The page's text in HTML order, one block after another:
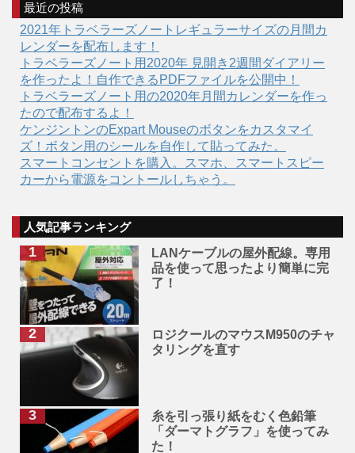
最近の投稿
2021年トラベラーズノートレギュラーサイズの月間カ
レンダーを配布します！
トラベラーズノート用2020年 見開き2週間ダイアリー
を作ったよ！自作できるPDFファイルを公開中！
トラベラーズノート用の2020年月間カレンダーを作っ
たので配布するよ！
ケンジントンのExpart Mouseのボタンをカスタマイ
ズ！ボタン用のシールを自作して貼ってみた。
スマートコンセントを購入。スマホ、スマートスピー
カーから電源をコントールしちゃう。
人気記事ランキング
LANケーブルの屋外配線。専用
品を使って思ったより簡単に完
了！
ロジクールのマウスM950のチャ
タリングを直す
糸を引っ張り紙をむく色鉛筆
「ダーマトグラフ」を使ってみ
た！